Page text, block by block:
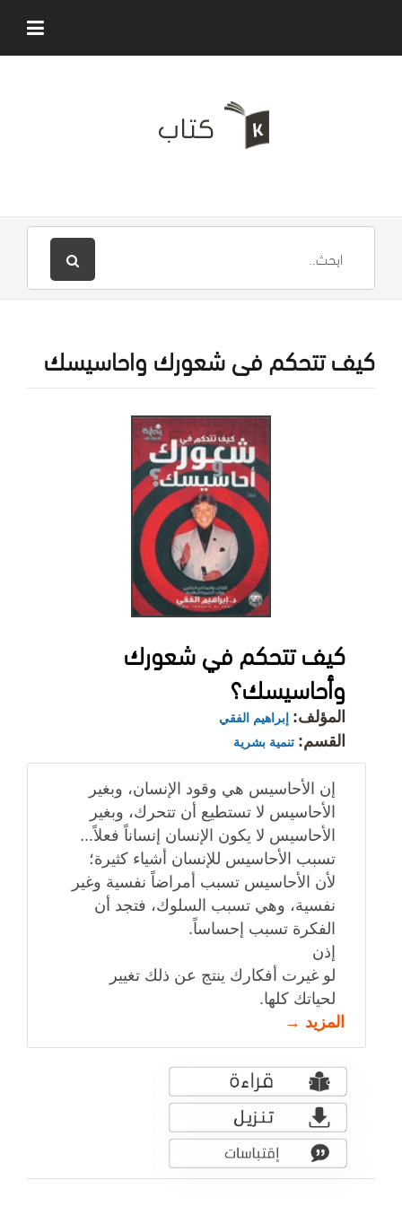
كيف تتحكم فى شعورك واحاسيسك
كيف تتحكم في شعورك
وأحاسيسك؟
المؤلف: إبراهيم الفقي
القسم: تنمية بشرية
إن الأحاسيس هي وقود الإنسان، وبغير
الأحاسيس لا تستطيع أن تتحرك، وبغير
الأحاسيس لا يكون الإنسان إنساناً فعلاً...
تسبب الأحاسيس للإنسان أشياء كثيرة؛
لأن الأحاسيس تسبب أمراضاً نفسية وغير
نفسية، وهي تسبب السلوك، فتجد أن
الفكرة تسبب إحساساً.
إذن
لو غيرت أفكارك ينتج عن ذلك تغيير
لحياتك كلها.
المزيد →